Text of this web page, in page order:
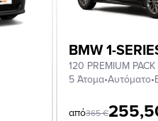
BMW 1-
120 PREMIUM PACK
5 Άτομα•Αυτόματο•
από365€